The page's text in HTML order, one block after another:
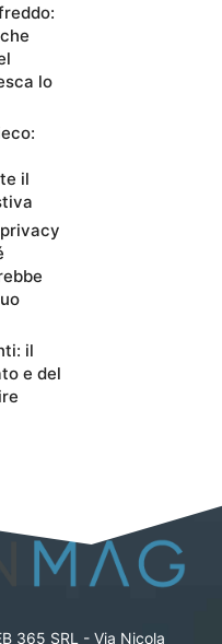
lo
il
il
e del
365 SRL - Via Nicola